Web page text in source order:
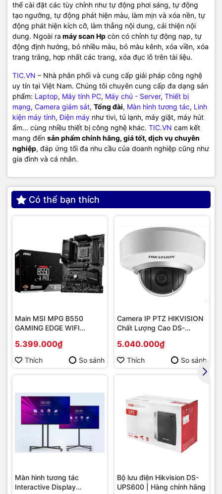
thể cài đặt các tùy chỉnh như tự động phơi sáng, tự động
tạo ngưỡng, tự động phát hiện màu, làm mịn và xóa nền, tự
động phát hiện kích cỡ, làm thẳng nội dung, cải thiện nội
dung. Ngoài ra máy scan Hp còn có chỉnh tự động nạp, tự
động định hướng, bỏ nhiều màu, bỏ màu kênh, xóa viền, xóa
trang trắng, hợp nhất các trang, xóa đục lỗ trên tài liệu.
TIC.VN – Nhà phân phối và cung cấp giải pháp công nghệ
uy tín tại Việt Nam. Chúng tôi chuyên cung cấp đa dạng sản
phẩm: Laptop, Máy tính PC, Máy chủ - Server, Thiết bị
mạng, Camera giám sát, Tổng đài, Màn hình tương tác, Linh
kiện máy tính,Điện máy như tivi, tủ lạnh, máy giặt, máy hút
ẩm... cùng nhiều thiết bị công nghệ khác. TIC.VN cam kết
mang đến sản phẩm chính hãng, giá tốt, dịch vụ chuyên
nghiệp, đáp ứng tối đa nhu cầu của doanh nghiệp cũng như
gia đình và cá nhân.
Có thể bạn thích
Main MSI MPG B550
GAMING EDGE WIFI
Socket AM4/ VGA
onboard)
5.399.000₫
Thích So sánh
Camera IP PTZ HIKVISION
Chất Lượng Cao DS-
5.040.000₫
Thích So sánh
Màn hình tương tác
Interactive Display
Bộ lưu điện Hikvision DS-
UPS600 | Hàng chính hãng